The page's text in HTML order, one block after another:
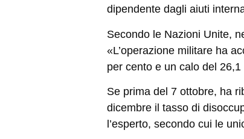
dipendente dagli aiuti
Secondo le Nazioni Unite,
«L’operazione militare ha
per cento e un calo del
Se prima del 7 ottobre, ha
dicembre il tasso di
l’esperto, secondo cui le